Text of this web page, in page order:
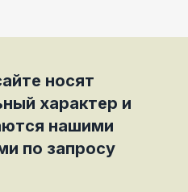
носят
характер и
нашими
по запросу